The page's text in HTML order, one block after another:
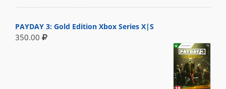
PAYDAY 3: Gold Edition Xbox Series X|S
350.00